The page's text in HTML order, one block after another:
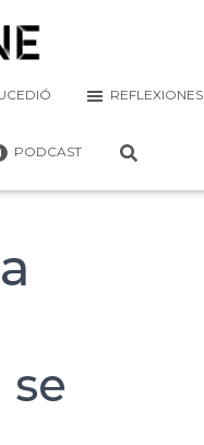
REFLEXIONES
PODCAST